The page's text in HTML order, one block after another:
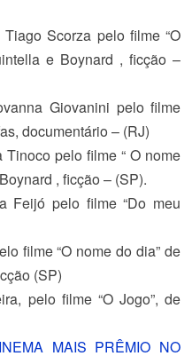
Tiago Scorza pelo filme “O
e Boynard , ficção –
Giovanini pelo filme
documentário – (RJ)
Tinoco pelo filme “ O nome
, ficção – (SP).
Feijó pelo filme “Do meu
filme “O nome do dia” de
(SP)
pelo filme “O Jogo”, de
MAIS PRÊMIO NO